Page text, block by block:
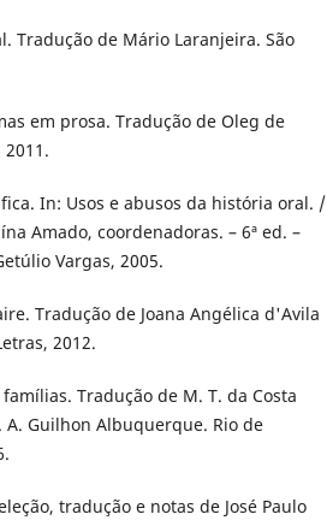
mal. Tradução de Mário Laranjeira. São
em prosa. Tradução de Oleg de
In: Usos e abusos da história oral. /
Amado, coordenadoras. – 6ª ed. –
Vargas, 2005.
Tradução de Joana Angélica d'Avila
2012.
Tradução de M. T. da Costa
Guilhon Albuquerque. Rio de
tradução e notas de José Paulo